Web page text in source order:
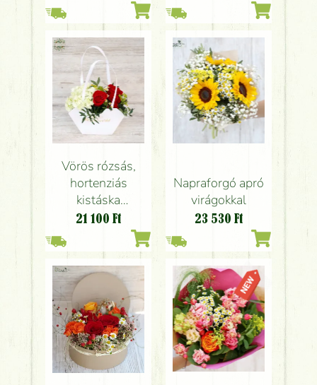
Vörös rózsás,
hortenziás
kistáska
kamillával
21 100 Ft
Napraforgó apró
virágokkal
23 530 Ft